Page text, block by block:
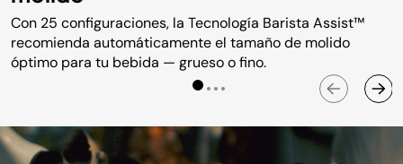
Con 25 configuraciones, la Tecnología Barista Assist™
recomienda automáticamente el tamaño de molido
óptimo para tu bebida — grueso o fino.